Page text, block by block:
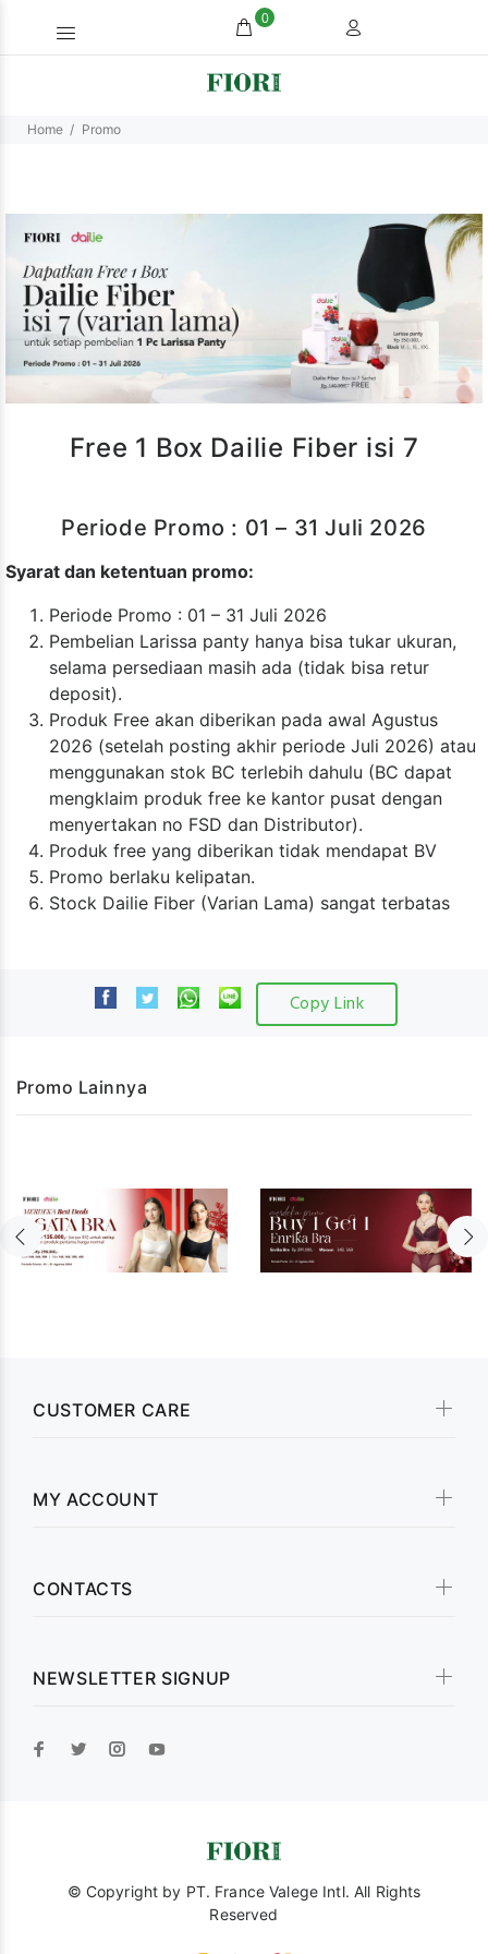
0
Home Promo
Free 1 Box Dailie Fiber isi 7
Periode Promo : 01 – 31 Juli 2026
Syarat dan ketentuan promo:
Periode Promo : 01 – 31 Juli 2026
Pembelian Larissa panty hanya bisa tukar ukuran,
selama persediaan masih ada (tidak bisa retur
deposit).
Produk Free akan diberikan pada awal Agustus
2026 (setelah posting akhir periode Juli 2026) atau
menggunakan stok BC terlebih dahulu (BC dapat
mengklaim produk free ke kantor pusat dengan
menyertakan no FSD dan Distributor).
Produk free yang diberikan tidak mendapat BV
Promo berlaku kelipatan.
Stock Dailie Fiber (Varian Lama) sangat terbatas
Copy Link
Promo Lainnya
CUSTOMER CARE
MY ACCOUNT
CONTACTS
NEWSLETTER SIGNUP
© Copyright by PT. France Valege Intl. All Rights
Reserved